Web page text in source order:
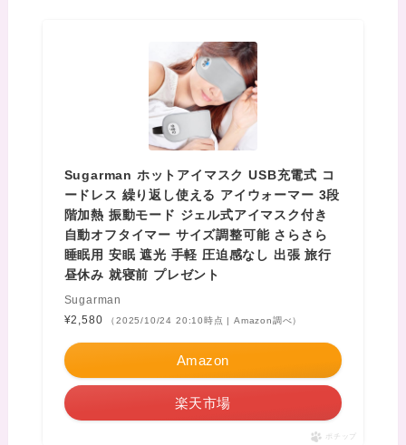
Sugarman ホットアイマスク USB充電式 コ
ードレス 繰り返し使える アイウォーマー 3段
階加熱 振動モード ジェル式アイマスク付き
自動オフタイマー サイズ調整可能 さらさら
睡眠用 安眠 遮光 手軽 圧迫感なし 出張 旅行
昼休み 就寝前 プレゼント
Sugarman
¥2,580
（2025/10/24 20:10時点 | Amazon調べ）
Amazon
楽天市場
ポチップ